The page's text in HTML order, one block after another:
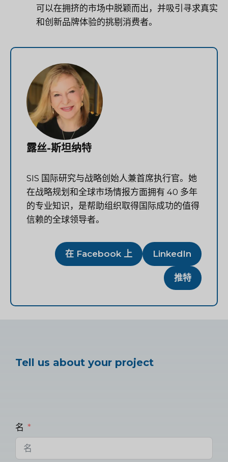
可以在拥挤的市场中脱颖而出，并吸引寻求真实
和创新品牌体验的挑剔消费者。
露丝-斯坦纳特
SIS 国际研究与战略创始人兼首席执行官。她
在战略规划和全球市场情报方面拥有 40 多年
的专业知识，是帮助组织取得国际成功的值得
信赖的全球领导者。
在 Facebook 上 LinkedIn
推特
Tell us about your project
名